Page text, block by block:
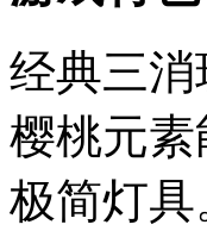
经典三
樱桃元
极简灯具